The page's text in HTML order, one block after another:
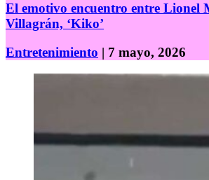
El emotivo encuentro entre Lionel
Villagrán, ‘Kiko’
Entretenimiento | 7 mayo, 2026